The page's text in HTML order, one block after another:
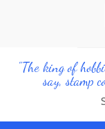
"The king of
say, stamp